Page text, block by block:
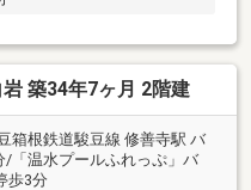
築34年7ヶ月 2階建
箱根鉄道駿豆線 修善寺駅 バ
/「温水プールふれっぷ」バ
歩3分